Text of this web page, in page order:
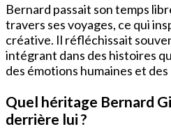
Bernard passait son temps
travers ses voyages, ce qui
créative. Il réfléchissait
intégrant dans des histoires
des émotions humaines et
Quel héritage Bernard
derrière lui ?